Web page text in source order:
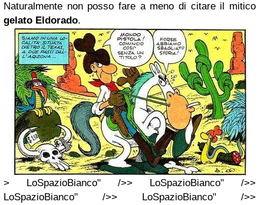
Naturalmente non posso fare a meno di citare il mitico
gelato Eldorado.
> LoSpazioBianco" />> LoSpazioBianco" />>
LoSpazioBianco" />> LoSpazioBianco" />>